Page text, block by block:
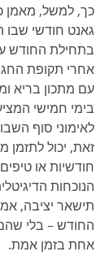
כך, למשל, מאמן
גאנט חודשי
בתחילת החודש
אחרי תקופת
עם מתכון בריא
בימי חמישי
לאימוני סוף
זאת, יכול לתזמן
חודשיות או
הנוכחות
תישאר יציבה,
החודש – בלי
אחת בזמן אמת.